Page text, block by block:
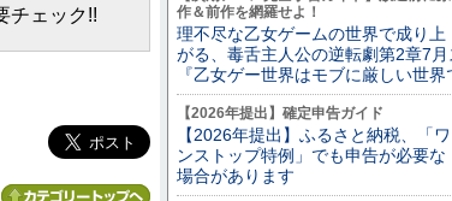
チェック!!
作＆前作を網羅せよ！
理不尽な乙女ゲームの世界で成り上
がる、毒舌主人公の逆転劇第2章7月
『乙女ゲー世界はモブに厳しい世界
【2026年提出】確定申告ガイド
【2026年提出】ふるさと納税、「ワ
ンストップ特例」でも申告が必要な
場合があります